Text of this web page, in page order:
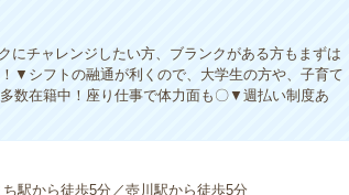
チャレンジしたい方、ブランクがある方もまずは
▼シフトの融通が利くので、大学生の方や、子育て
数在籍中！座り仕事で体力面も〇▼週払い制度あ
駅から徒歩5分／壺川駅から徒歩5分